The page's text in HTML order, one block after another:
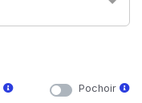
Pochoir